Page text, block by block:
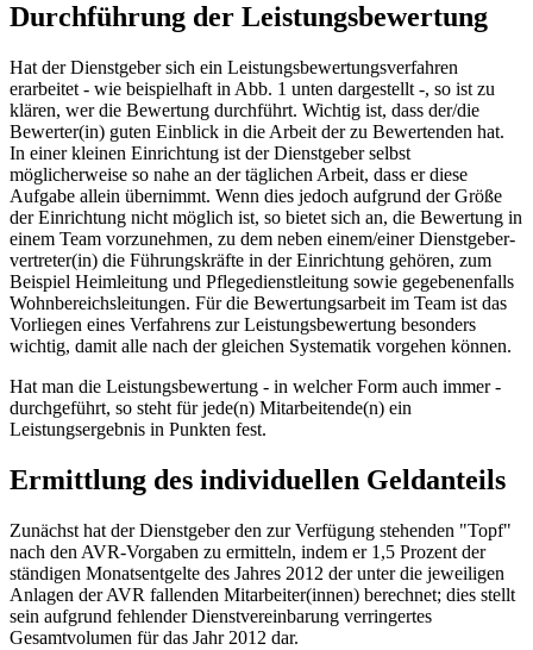
Durchführung der Leistungsbewertung
Hat der Dienstgeber sich ein Leistungsbewertungsverfahren
erarbeitet - wie beispielhaft in Abb. 1 unten dargestellt -, so ist zu
klären, wer die Bewertung durchführt. Wichtig ist, dass der/die
Bewerter(in) guten Einblick in die Arbeit der zu Bewertenden hat.
In einer kleinen Einrichtung ist der Dienstgeber selbst
möglicherweise so nahe an der täglichen Arbeit, dass er diese
Aufgabe allein übernimmt. Wenn dies jedoch aufgrund der Größe
der Einrichtung nicht möglich ist, so bietet sich an, die Bewertung in
einem Team vorzunehmen, zu dem neben einem/einer Dienstgeber­
vertre­te­r(in) die Führungskräfte in der Einrichtung gehören, zum
Beispiel Heimleitung und Pflegedienstleitung sowie gegebenenfalls
Wohnbereichsleitungen. Für die Bewertungsarbeit im Team ist das
Vorliegen eines Verfahrens zur Leistungsbewertung besonders
wichtig, damit alle nach der gleichen Systematik vorgehen können.
Hat man die Leistungsbewertung - in welcher Form auch immer -
durchgeführt, so steht für jede(n) Mitarbeitende(n) ein
Leistungsergebnis in Punkten fest.
Ermittlung des individuellen Geldanteils
Zunächst hat der Dienstgeber den zur Verfügung stehenden "Topf"
nach den AVR-Vorgaben zu ermitteln, indem er 1,5 Prozent der
ständigen Monatsentgelte des Jahres 2012 der unter die jeweiligen
Anlagen der AVR fallenden Mitarbeiter(innen) berechnet; dies stellt
sein aufgrund fehlender Dienstvereinbarung verringertes
Gesamtvolumen für das Jahr 2012 dar.